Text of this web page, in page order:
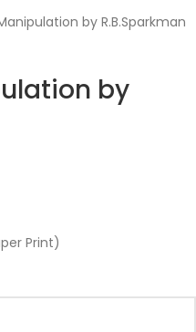
by R.B.Sparkman
by
Print)